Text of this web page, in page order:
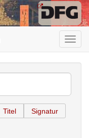
Titel Signatur